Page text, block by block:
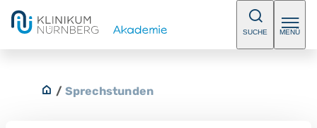
SUCHE MENÜ
/ Sprechstunden